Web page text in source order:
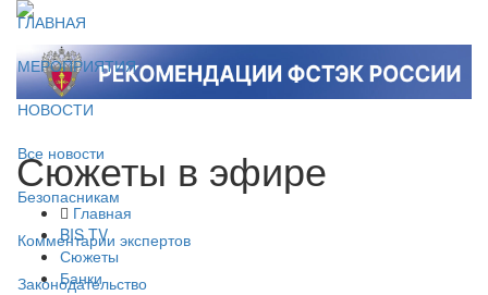
ГЛАВНАЯ
МЕРОПРИЯТИЯ
НОВОСТИ
Все новости
Безопасникам
Комментарии экспертов
Законодательство
Сюжеты в эфире
Главная
BIS TV
Сюжеты
Банки